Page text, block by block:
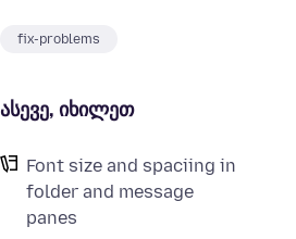
fix-problems
ასევე, იხილეთ
Font size and spaciing in
folder and message
panes